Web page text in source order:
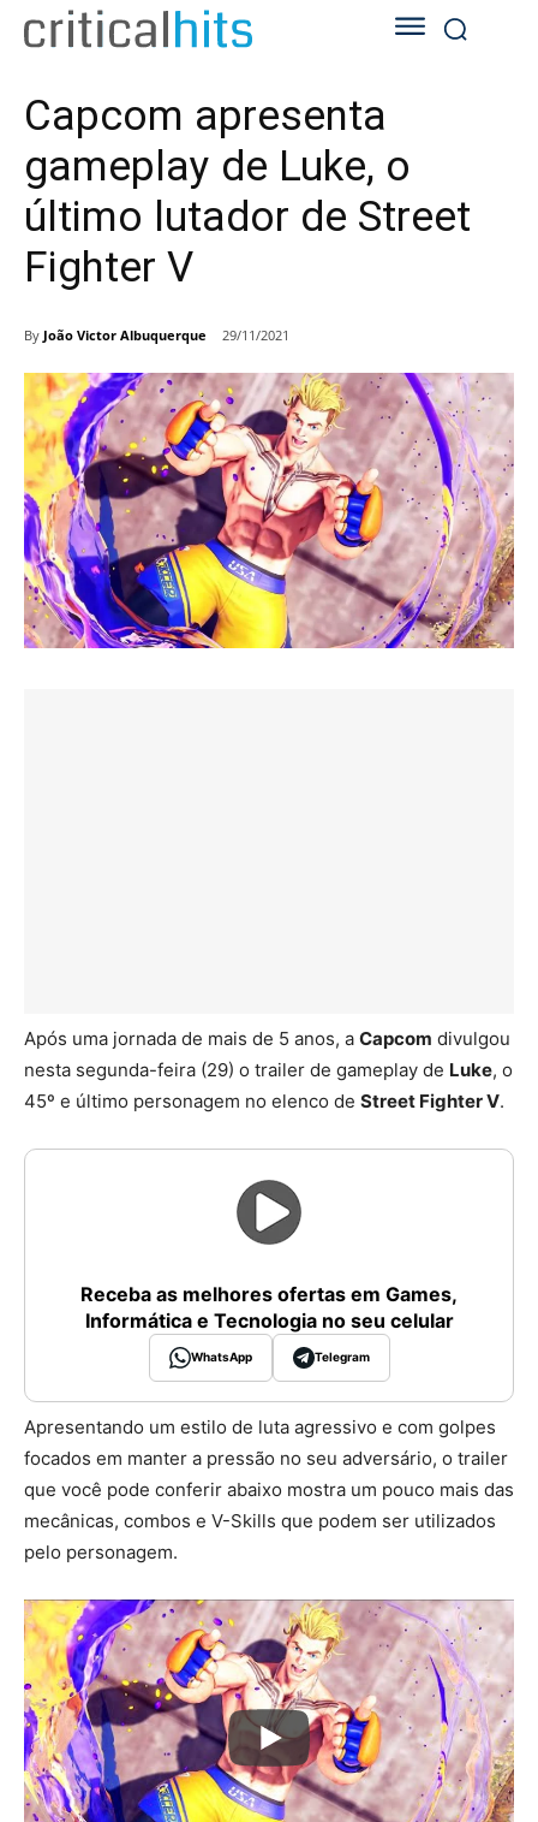
Capcom apresenta
gameplay de Luke, o
último lutador de Street
Fighter V
By João Victor Albuquerque 29/11/2021
Após uma jornada de mais de 5 anos, a Capcom divulgou
nesta segunda-feira (29) o trailer de gameplay de Luke, o
45º e último personagem no elenco de Street Fighter V.
Receba as melhores ofertas em Games,
Informática e Tecnologia no seu celular
WhatsApp Telegram
Apresentando um estilo de luta agressivo e com golpes
focados em manter a pressão no seu adversário, o trailer
que você pode conferir abaixo mostra um pouco mais das
mecânicas, combos e V-Skills que podem ser utilizados
pelo personagem.